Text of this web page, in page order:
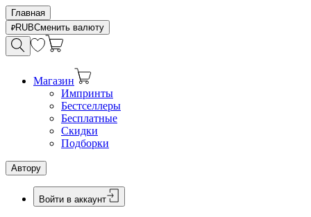
Главная
RUBСменить валюту
Магазин
Импринты
Бестселлеры
Бесплатные
Скидки
Подборки
Автору
Войти в аккаунт